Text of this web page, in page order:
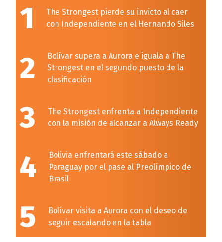
1
The Strongest pierde su invicto al caer
con Independiente en el Hernando Siles
2
Bolívar supera a Aurora e iguala a The
Strongest en el segundo puesto de la
clasificación
3
The Strongest enfrenta a Independiente
con la misión de alcanzar a Always Ready
4
Bolivia enfrentará este sábado a
Paraguay por el pase al Preolímpico de
Brasil
5
Bolívar visita a Aurora con el deseo de
seguir escalando en la tabla